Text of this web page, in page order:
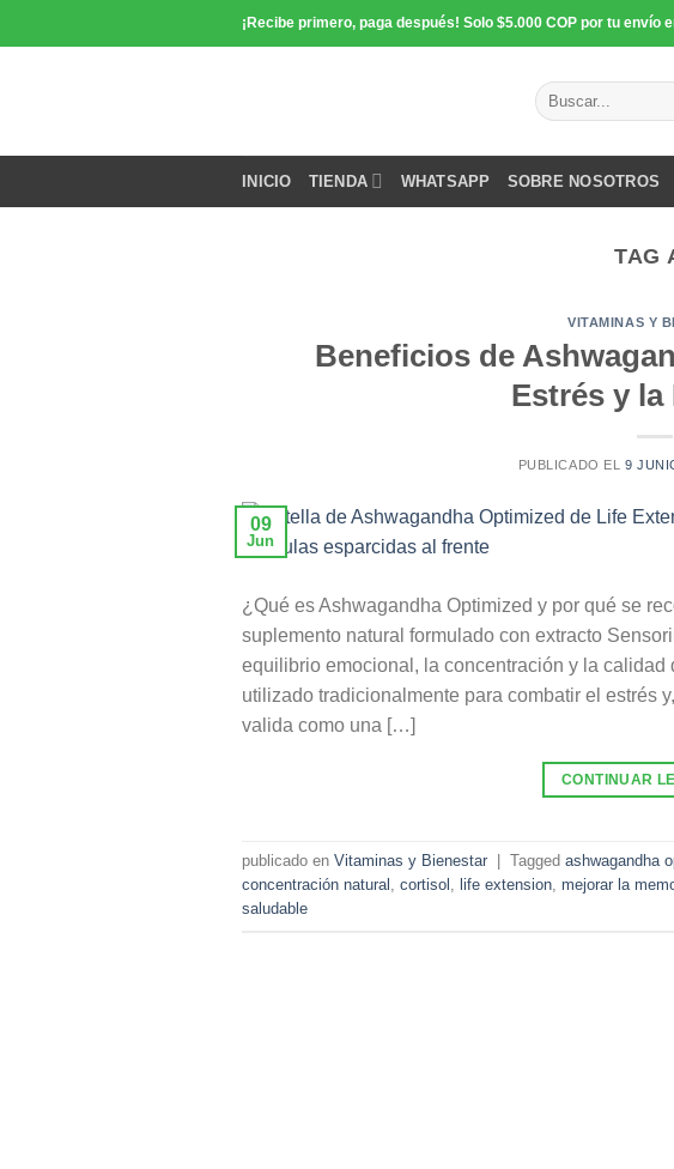
contenido
¡Recibe primero, paga después! Solo $5.000 COP por tu envío
Buscar
por:
INICIO TIENDA WHATSAPP SOBRE NOSOTROS
TAG
VITAMINAS Y
Beneficios de
Estrés y la
PUBLICADO EL 9
09
Jun
¿Qué es Ashwagandha Optimized y por qué se
suplemento natural formulado con extracto
equilibrio emocional, la concentración y la
utilizado tradicionalmente para combatir el estrés
valida como una […]
CONTINUAR
publicado en Vitaminas y Bienestar Tagged ashwagandha
concentración natural , cortisol , life extension, mejorar la
saludable